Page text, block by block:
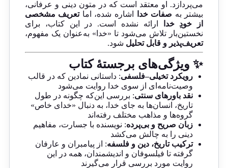
می‌پردازد. او معتقد است که در متون دینی و عرفانی،
بیشتر به صفات خدا اشاره شده، اماتعریف مشخصی
از خودِ خدا
ارائه نشده است. در این کتاب، برای
نخستین‌بار تلاش می‌شود تا «خدا» به‌عنوان یک مفهوم،
تعریف‌پذیر و قابل تحلیل شود.
✨ ویژگی‌های برجستهٔ کتاب
رویکرد تخیلی–فلسفی: داستانی نمادین که در قالب
وصیت‌نامه‌ای از سوی خدا روایت می‌شود
نقد باورهای سنتی: بررسی این‌که چگونه در طول
تاریخ، انسان‌ها به جای خدا، به دنبال «خدای خاص»
گروه‌ها و مذاهب مختلف رفته‌اند
زبان صریح و بی‌پرده: نویسنده با جسارت، مفاهیم
دینی را به چالش می‌کشد
ترکیب تاریخ، دین و فلسفه: از پیامبران و عارفان
گرفته تا فیلسوفان و اندیشمندان، همه در این
روایت مورد بررسی قرار می‌گیرند